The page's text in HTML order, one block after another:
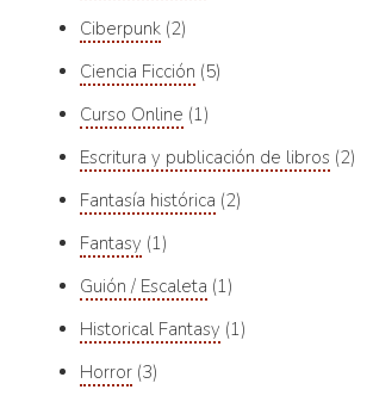
Ciberpunk 2
Ciencia Ficción 5
Curso Online 1
Escritura y publicación de libros 2
Fantasía histórica 2
Fantasy 1
Guión / Escaleta 1
Historical Fantasy 1
Horror 3